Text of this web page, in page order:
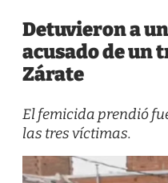
Detuvieron a
acusado de un
Zárate
El femicida prendió
las tres víctimas.